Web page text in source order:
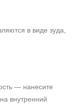
в виде зуда,
— нанесите
внутренний